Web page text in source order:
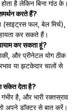
है लेकिन बिना गांठ के।
करते हैं?
(साइट्रस फल, बेल मिर्च),
कर सकते हैं।
कर सकता हूं?
और प्रीनेटल योग ठीक
या झटकेदार चालों से
संकेत देता है?
है, और भारी रक्तस्राव
अपने डॉक्टर से बात करें।